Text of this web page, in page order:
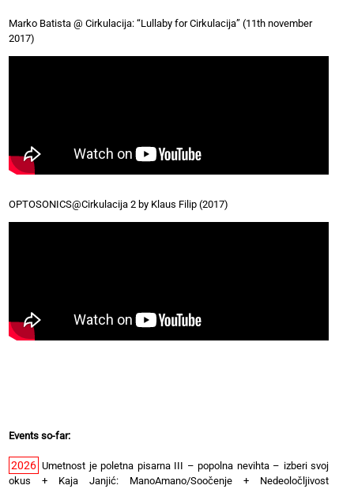
Marko Batista @ Cirkulacija: “Lullaby for Cirkulacija” (11th november
2017)
OPTOSONICS@Cirkulacija 2 by Klaus Filip (2017)
Events so-far:
2026 Umetnost je poletna pisarna III – popolna nevihta – izberi svoj
okus + Kaja Janjić: ManoAmano/Soočenje + Nedeoločljivost